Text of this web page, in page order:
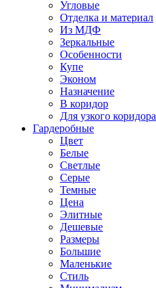
Угловые
Отделка и материал
Из МДФ
Зеркальные
Особенности
Купе
Эконом
Назначение
В коридор
Для узкого коридора
Гардеробные
Цвет
Белые
Светлые
Серые
Темные
Цена
Элитные
Дешевые
Размеры
Большие
Маленькие
Стиль